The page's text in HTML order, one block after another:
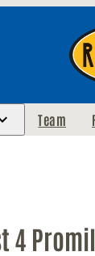
Team
4